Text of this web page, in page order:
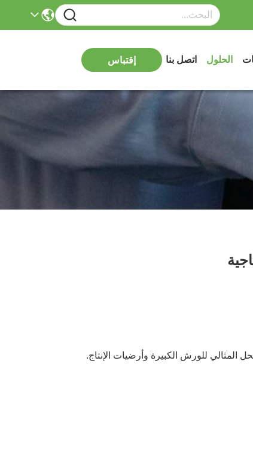
الحلول اتصل بنا إقتباس
المثالي للورش الكبيرة وأرضيات الإنتاج.